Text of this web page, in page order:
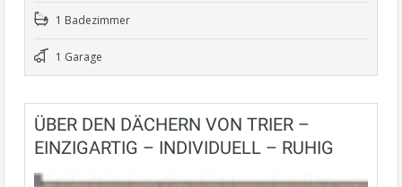
1 Badezimmer
1 Garage
ÜBER DEN DÄCHERN VON TRIER –
EINZIGARTIG – INDIVIDUELL – RUHIG